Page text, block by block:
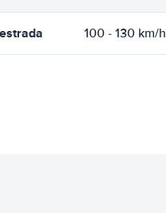
100 - 130 km/h